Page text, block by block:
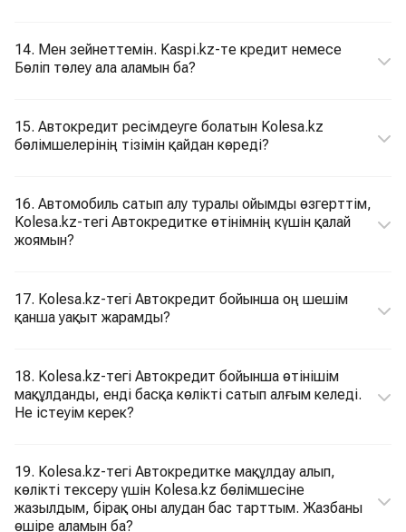
14. Мен зейнеттемін. Kaspi.kz-те кредит немесе
Бөліп төлеу ала аламын ба?
15. Автокредит ресімдеуге болатын Kolesa.kz
бөлімшелерінің тізімін қайдан көреді?
16. Автомобиль сатып алу туралы ойымды өзгерттім,
Kolesa.kz-тегі Автокредитке өтінімнің күшін қалай
жоямын?
17. Kolesa.kz-тегі Автокредит бойынша оң шешім
қанша уақыт жарамды?
18. Kolesa.kz-тегі Автокредит бойынша өтінішім
мақұлданды, енді басқа көлікті сатып алғым келеді.
Не істеуім керек?
19. Kolesa.kz-тегі Автокредитке мақұлдау алып,
көлікті тексеру үшін Kolesa.kz бөлімшесіне
жазылдым, бірақ оны алудан бас тарттым. Жазбаны
өшіре аламын ба?